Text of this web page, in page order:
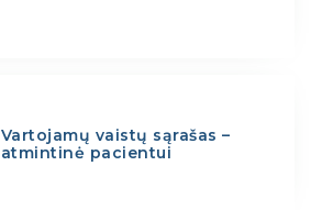
Vartojamų vaistų sąrašas –
atmintinė pacientui